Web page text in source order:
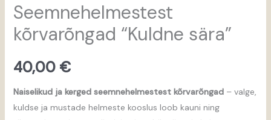
Seemnehelmestest
kõrvarõngad “Kuldne sära”
40,00 €
Naiselikud ja kerged seemnehelmestest kõrvarõngad– valge,
kuldse ja mustade helmeste kooslus loob kauni ning